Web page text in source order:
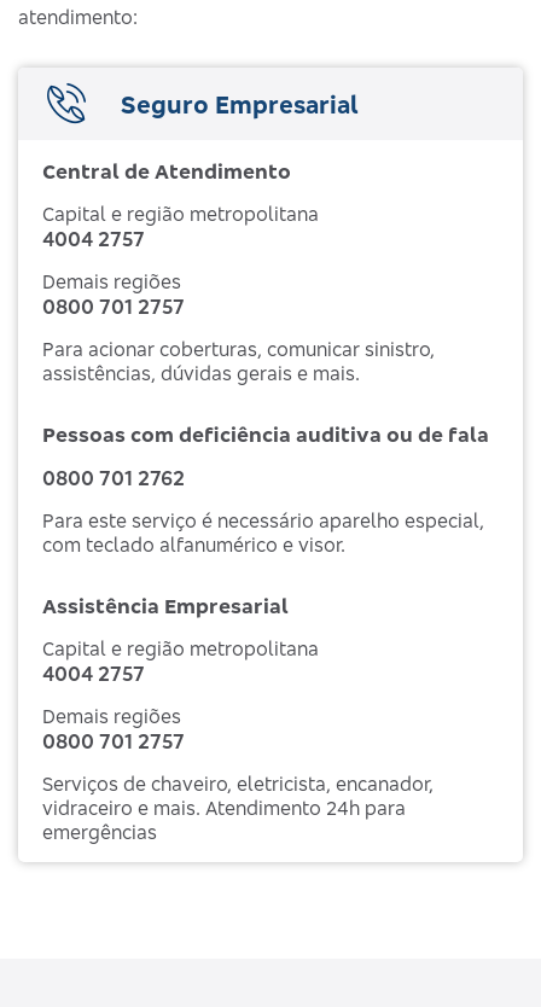
atendimento:
Seguro Empresarial
Central de Atendimento
Capital e região metropolitana
4004 2757
Demais regiões
0800 701 2757
Para acionar coberturas, comunicar sinistro,
assistências, dúvidas gerais e mais.
Pessoas com deficiência auditiva ou de fala
0800 701 2762
Para este serviço é necessário aparelho especial,
com teclado alfanumérico e visor.
Assistência Empresarial
Capital e região metropolitana
4004 2757
Demais regiões
0800 701 2757
Serviços de chaveiro, eletricista, encanador,
vidraceiro e mais. Atendimento 24h para
emergências